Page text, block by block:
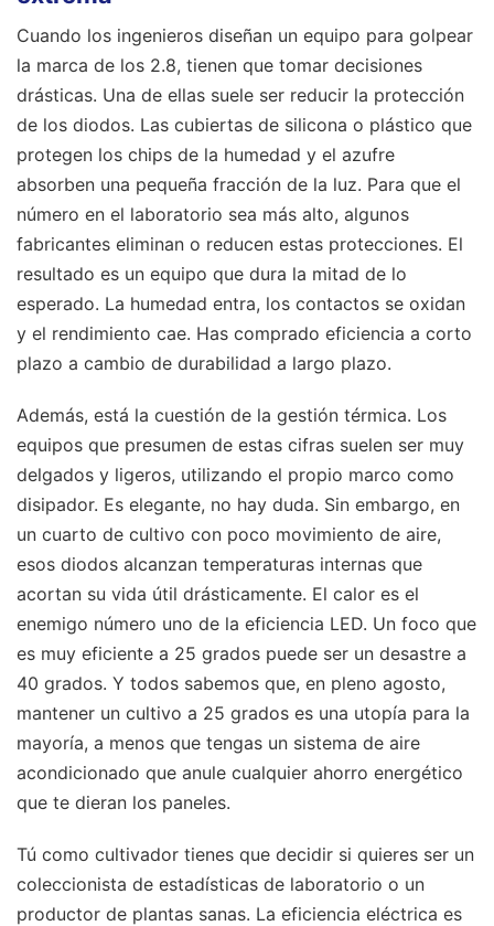
Cuando los ingenieros diseñan un equipo para golpear
la marca de los 2.8, tienen que tomar decisiones
drásticas. Una de ellas suele ser reducir la protección
de los diodos. Las cubiertas de silicona o plástico que
protegen los chips de la humedad y el azufre
absorben una pequeña fracción de la luz. Para que el
número en el laboratorio sea más alto, algunos
fabricantes eliminan o reducen estas protecciones. El
resultado es un equipo que dura la mitad de lo
esperado. La humedad entra, los contactos se oxidan
y el rendimiento cae. Has comprado eficiencia a corto
plazo a cambio de durabilidad a largo plazo.
Además, está la cuestión de la gestión térmica. Los
equipos que presumen de estas cifras suelen ser muy
delgados y ligeros, utilizando el propio marco como
disipador. Es elegante, no hay duda. Sin embargo, en
un cuarto de cultivo con poco movimiento de aire,
esos diodos alcanzan temperaturas internas que
acortan su vida útil drásticamente. El calor es el
enemigo número uno de la eficiencia LED. Un foco que
es muy eficiente a 25 grados puede ser un desastre a
40 grados. Y todos sabemos que, en pleno agosto,
mantener un cultivo a 25 grados es una utopía para la
mayoría, a menos que tengas un sistema de aire
acondicionado que anule cualquier ahorro energético
que te dieran los paneles.
Tú como cultivador tienes que decidir si quieres ser un
coleccionista de estadísticas de laboratorio o un
productor de plantas sanas. La eficiencia eléctrica es